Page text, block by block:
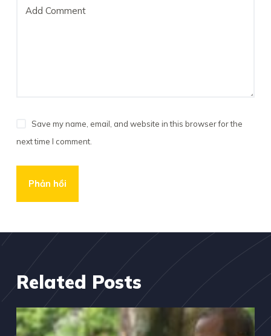
Add Comment
Save my name, email, and website in this browser for the
next time I comment.
Phản hồi
Related Posts